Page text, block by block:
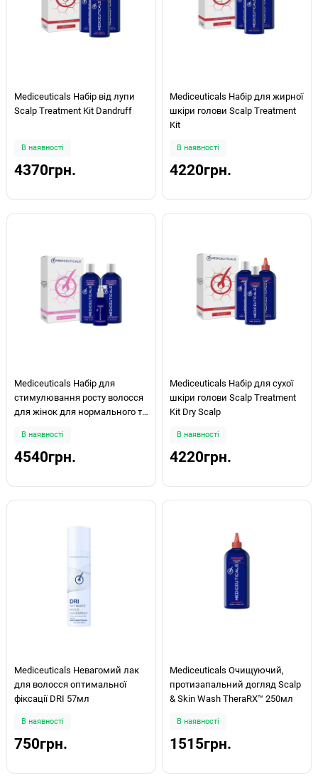
Mediceuticals Набір від лупи
Scalp Treatment Kit Dandruff
В наявності
4370грн.
Mediceuticals Набір для жирної
шкіри голови Scalp Treatment
Kit
В наявності
4220грн.
Mediceuticals Набір для
стимулювання росту волосся
для жінок для нормального та
Restoration Kit
В наявності
4540грн.
Mediceuticals Набір для сухої
шкіри голови Scalp Treatment
Kit Dry Scalp
В наявності
4220грн.
Mediceuticals Невагомий лак
для волосся оптимальної
фіксації DRI 57мл
В наявності
750грн.
Mediceuticals Очищуючий,
протизапальний догляд Scalp
& Skin Wash TheraRX™ 250мл
В наявності
1515грн.